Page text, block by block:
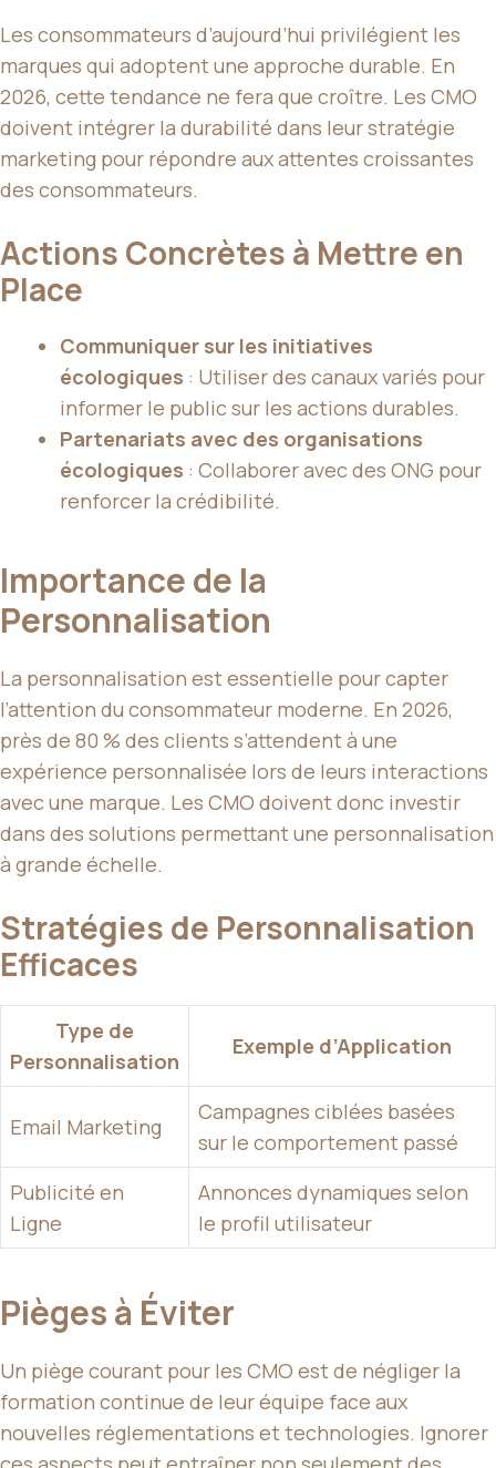
Les consommateurs d’aujourd’hui privilégient les
marques qui adoptent une approche durable. En
2026, cette tendance ne fera que croître. Les CMO
doivent intégrer la durabilité dans leur stratégie
marketing pour répondre aux attentes croissantes
des consommateurs.
Actions Concrètes à Mettre en
Place
Communiquer sur les initiatives
écologiques : Utiliser des canaux variés pour
informer le public sur les actions durables.
Partenariats avec des organisations
écologiques : Collaborer avec des ONG pour
renforcer la crédibilité.
Importance de la
Personnalisation
La personnalisation est essentielle pour capter
l’attention du consommateur moderne. En 2026,
près de 80 % des clients s’attendent à une
expérience personnalisée lors de leurs interactions
avec une marque. Les CMO doivent donc investir
dans des solutions permettant une personnalisation
à grande échelle.
Stratégies de Personnalisation
Efficaces
Type de
Personnalisation
Exemple d’Application
Email Marketing
Campagnes ciblées basées
sur le comportement passé
Publicité en
Ligne
Annonces dynamiques selon
le profil utilisateur
Pièges à Éviter
Un piège courant pour les CMO est de négliger la
formation continue de leur équipe face aux
nouvelles réglementations et technologies. Ignorer